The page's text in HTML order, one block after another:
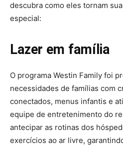
descubra como eles tornam
especial:
Lazer em família
O programa Westin Family foi
necessidades de famílias com
conectados, menus infantis e
equipe de entretenimento do
antecipar as rotinas dos
exercícios ao ar livre,